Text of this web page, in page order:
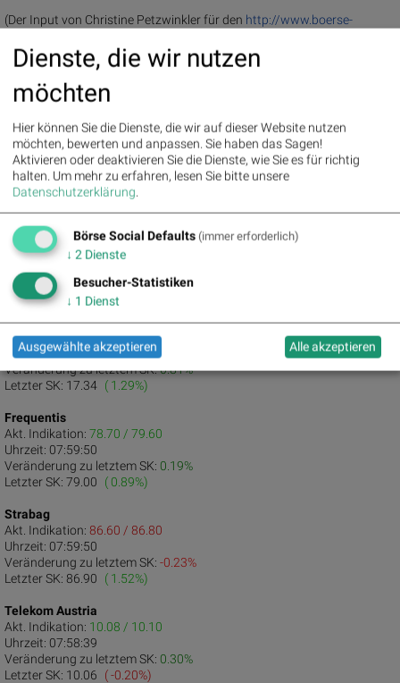
(Der Input von Christine Petzwinkler für den http://www.boerse-
BSN Podcasts
Christian Drastil: Wiener Börse Plausch
Wiener Börse Party #1214: ATX nach Rekord unchanged,
AT&S / Bajaj Mobility sehr auffällig, 150er-Bilanz und
Wienerberger-Aufnahme
Erste Group
Akt. Indikation:122.00 / 122.40
Uhrzeit:07:58:11
Veränderung zu letztem SK:
Letzter SK:
121.10 ( 3.59%)
FACC
Akt. Indikation:17.42 / 17.54
Uhrzeit:07:58:27
Veränderung zu letztem SK:0.81%
Letzter SK: 17.34 ( 1.29%)
Frequentis
Akt. Indikation: 78.70 / 79.60
Uhrzeit: 07:59:50
Veränderung zu letztem SK: 0.19%
Letzter SK: 79.00 ( 0.89%)
Strabag
Akt. Indikation: 86.60 / 86.80
Uhrzeit: 07:59:50
Veränderung zu letztem SK: -0.23%
Letzter SK: 86.90 ( 1.52%)
Telekom Austria
Akt. Indikation: 10.08 / 10.10
Uhrzeit: 07:58:39
Veränderung zu letztem SK: 0.30%
Letzter SK: 10.06 ( -0.20%)
Dienste, die wir nutzen
möchten
Hier können Sie die Dienste, die wir auf dieser Website nutzen
möchten, bewerten und anpassen. Sie haben das Sagen!
Aktivieren oder deaktivieren Sie die Dienste, wie Sie es für richtig
halten. Um mehr zu erfahren, lesen Sie bitte unsere
Datenschutzerklärung.
Börse Social Defaults (immer erforderlich)
↓ 2 Dienste
Besucher-Statistiken
↓ 1 Dienst
Ausgewählte akzeptieren Alle akzeptieren